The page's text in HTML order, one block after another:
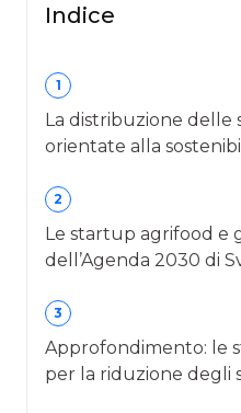
Indice
1
La distribuzione delle
orientate alla
2
Le startup agrifood e
dell’Agenda 2030 di
3
Approfondimento: le
per la riduzione degli